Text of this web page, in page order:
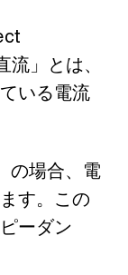
」とは、
いる電流
の場合、電
す。この
ーダン